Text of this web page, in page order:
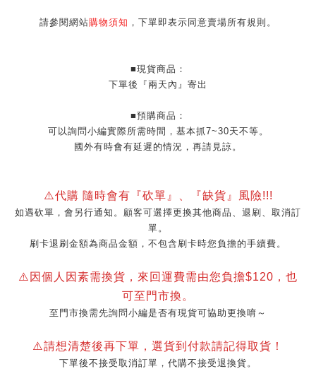
請參閱網站購物須知 ，下單即表示同意賣場所有規則。
■現貨商品：
下單後『兩天內』寄出
■預購商品：
可以詢問小編實際所需時間，基本抓7~30天不等。
國外有時會有延遲的情況，再請見諒。
⚠️代購 隨時會有『砍單』、『缺貨』風險!!!
如遇砍單，會另行通知。顧客可選擇更換其他商品、退刷、取消訂
單。
刷卡退刷金額為商品金額，不包含刷卡時您負擔的手續費。
⚠️因個人因素需換貨，來回運費需由您負擔$120，也
可至門市換。
至門市換需先詢問小編是否有現貨可協助更換唷～
⚠️請想清楚後再下單，選貨到付款請記得取貨！
下單後不接受取消訂單，代購不接受退換貨。